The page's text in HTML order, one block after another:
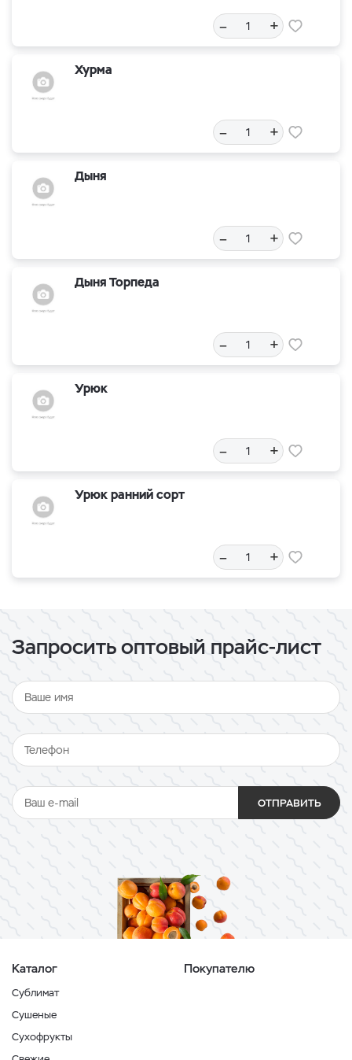
– +
Хурма
– +
Дыня
– +
Дыня Торпеда
– +
Урюк
– +
Урюк ранний сорт
– +
Запросить оптовый прайс-лист
ОТПРАВИТЬ
Каталог
Сублимат
Сушеные
Сухофрукты
Покупателю